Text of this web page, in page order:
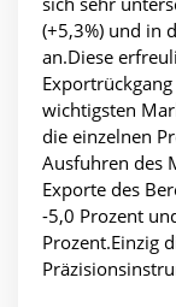
(+5,3%) und in
an.Diese
wichtigsten
die einzelnen
Ausfuhren des
Exporte des
-5,0 Prozent
Prozent.Einzig